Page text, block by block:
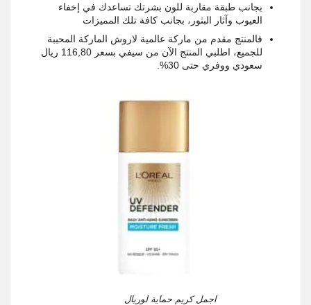
بجانب طبقة مقاربة للون بشرتك تساعدك في إخفاء
العيوب وآثار البثور، بجانب كافة تلك المميزات
فالمنتج مقدم من ماركة عالمية لاروش الماركة المحببة
للجميع، اطلبي المنتج الآن من سيفي بسعر 116,80 ريال
سعودي ووفري حتى 30%
اجمل كريم حماية لوريال